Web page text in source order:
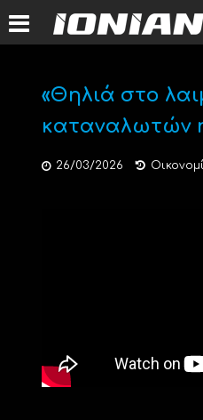
«Θηλιά στο
καταναλωτών
26/03/2026